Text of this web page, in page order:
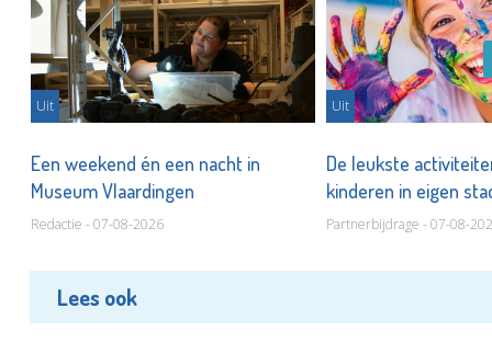
Uit
Een weekend én een nacht in
Museum Vlaardingen
Redactie - 07-08-2026
Uit
De leukste
kinderen in eigen
Partnerbijdrage - 07-08-
Lees ook